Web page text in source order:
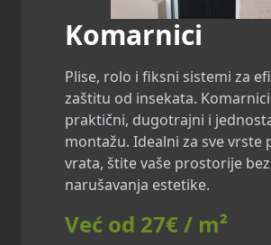
Komarnici
Plise, rolo i fiksni sistemi za
zaštitu od insekata.
praktični, dugotrajni i
montažu. Idealni za sve vrste
vrata, štite vaše prostorije bez
narušavanja estetike.
Već od 27€ / m²